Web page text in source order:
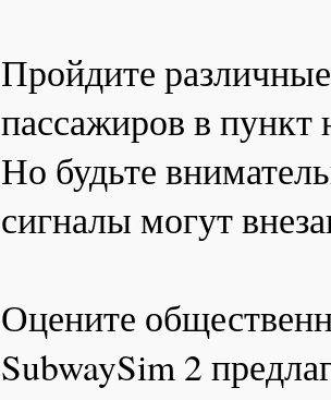
Пройдите
пассажиров в пункт
Но будьте
сигналы могут
Оцените
SubwaySim 2